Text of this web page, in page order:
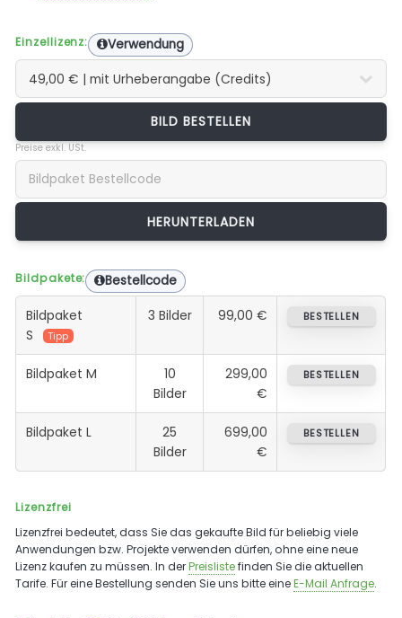
Einzellizenz: Verwendung
BILD BESTELLEN
Preise exkl. USt.
Bildpakete: Bestellcode
Bildpaket
S
Tipp
3 Bilder 99,00 € BESTELLEN
Bildpaket M
10
Bilder
299,00
€
BESTELLEN
Bildpaket L
25
Bilder
699,00
€
BESTELLEN
Lizenzfrei
Lizenzfrei bedeutet, dass Sie das gekaufte Bild für beliebig viele
Anwendungen bzw. Projekte verwenden dürfen, ohne eine neue
Lizenz kaufen zu müssen. In derPreislistefinden Sie die aktuellen
Tarife. Für eine Bestellung senden Sie uns bitte eineE-Mail Anfrage.